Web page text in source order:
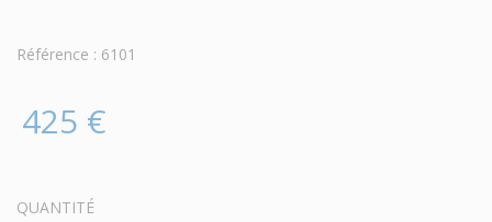
Référence : 6101
425 €
QUANTITÉ